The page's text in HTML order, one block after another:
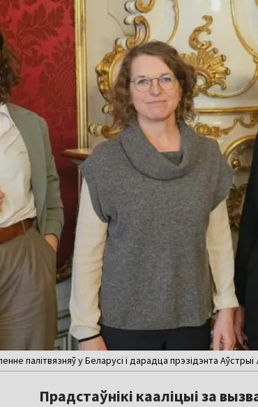
палітвязняў у Беларусі і дарадца прэзідэнта
Прадстаўнікі кааліцыі за